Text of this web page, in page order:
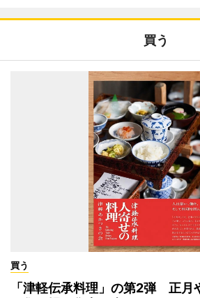
買う
買う
「津軽伝承料理」の第2弾 正月